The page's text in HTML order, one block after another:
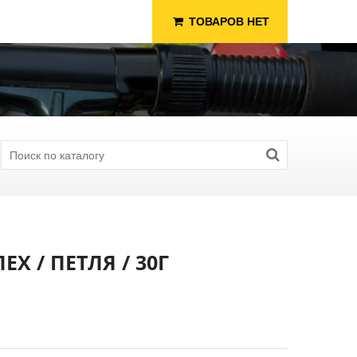
ТОВАРОВ НЕТ
Рыбалки
/ ПЕТЛЯ / 30Г